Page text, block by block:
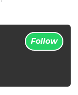
Follow